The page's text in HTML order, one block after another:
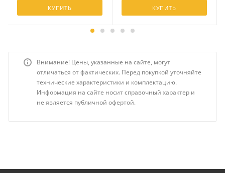
КУПИТЬ КУПИТЬ
Внимание! Цены, указанные на сайте, могут
отличаться от фактических. Перед покупкой уточняйте
технические характеристики и комплектацию.
Информация на сайте носит справочный характер и
не является публичной офертой.